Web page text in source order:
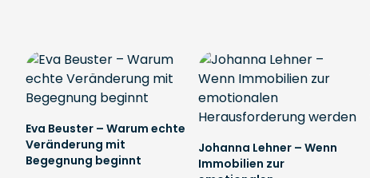
Eva Beuster – Warum echte
Veränderung mit
Begegnung beginnt
Johanna Lehner – Wenn
Immobilien zur